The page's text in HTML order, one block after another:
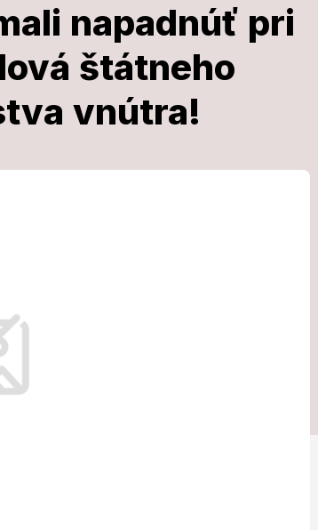
napadnúť pri
štátneho
vnútra!
mali
dome: